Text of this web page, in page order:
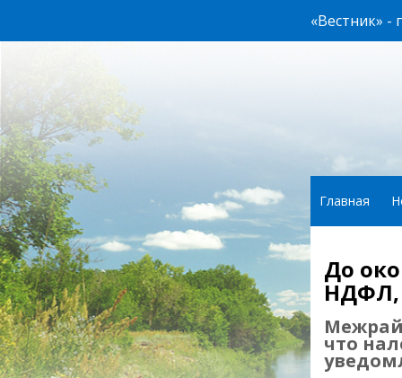
«Вестник» -
Главная
До
НДФЛ,
что